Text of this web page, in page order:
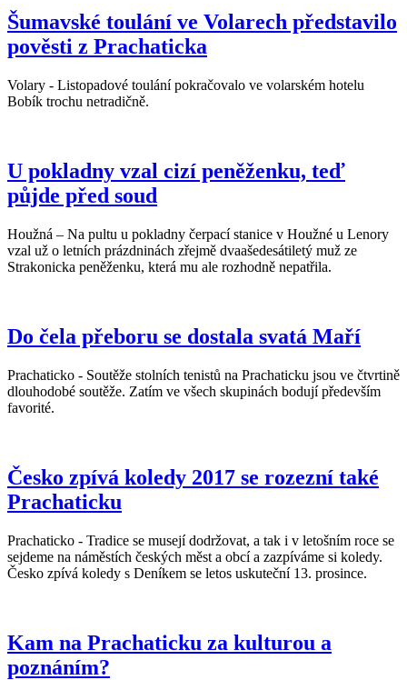
Šumavské toulání ve Volarech představilo
pověsti z Prachaticka
Volary - Listopadové toulání pokračovalo ve volarském hotelu
Bobík trochu netradičně.
U pokladny vzal cizí peněženku, teď
půjde před soud
Houžná – Na pultu u pokladny čerpací stanice v Houžné u Lenory
vzal už o letních prázdninách zřejmě dvaašedesátiletý muž ze
Strakonicka peněženku, která mu ale rozhodně nepatřila.
Do čela přeboru se dostala svatá Maří
Prachaticko - Soutěže stolních tenistů na Prachaticku jsou ve čtvrtině
dlouhodobé soutěže. Zatím ve všech skupinách bodují především
favorité.
Česko zpívá koledy 2017 se rozezní také
Prachaticku
Prachaticko - Tradice se musejí dodržovat, a tak i v letošním roce se
sejdeme na náměstích českých měst a obcí a zazpíváme si koledy.
Česko zpívá koledy s Deníkem se letos uskuteční 13. prosince.
Kam na Prachaticku za kulturou a
poznáním?